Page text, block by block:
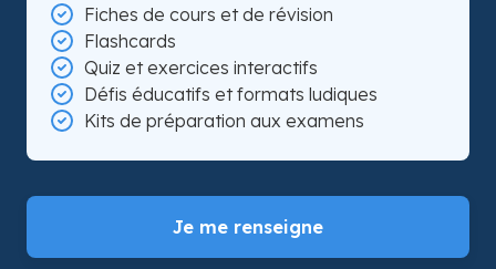
Fiches de cours et de révision
Flashcards
Quiz et exercices interactifs
Défis éducatifs et formats ludiques
Kits de préparation aux examens
Je me renseigne